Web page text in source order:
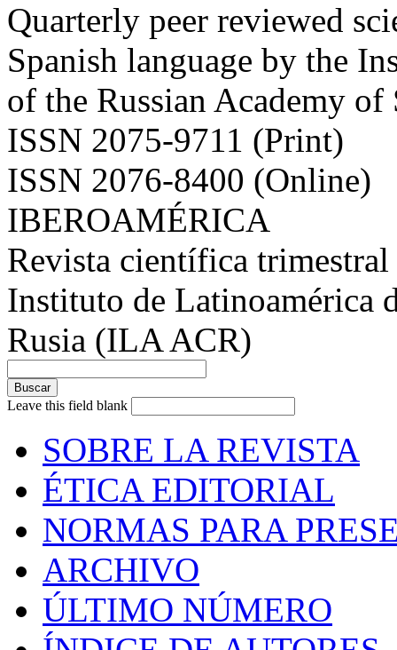
Quarterly peer reviewed
Spanish language by the
of the Russian Academy
ISSN 2075-9711 (Print)
ISSN 2076-8400 (Online)
IBEROAMÉRICA
Revista científica
Instituto de Latinoamérica
Rusia (ILA ACR)
Leave this field blank
SOBRE LA REVISTA
ÉTICA EDITORIAL
NORMAS PARA
ARCHIVO
ÚLTIMO NÚMERO